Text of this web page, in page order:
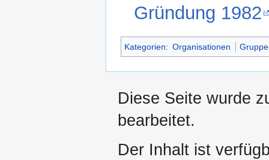
Gründung 1982
Kategorien: Organisationen
Diese Seite wurde
bearbeitet.
Der Inhalt ist